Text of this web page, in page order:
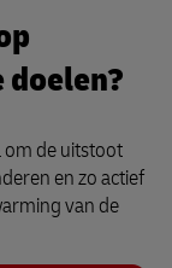
doelen?
om de uitstoot
en zo actief
van de